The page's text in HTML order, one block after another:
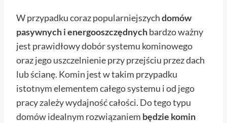
W przypadku coraz popularniejszychdomów
pasywnych i energooszczędnychbardzo ważny
jest prawidłowy dobór systemu kominowego
oraz jego uszczelnienie przy przejściu przez dach
lub ścianę. Komin jest w takim przypadku
istotnym elementem całego systemu i od jego
pracy zależy wydajność całości. Do tego typu
domów idealnym rozwiązaniem będzie komin